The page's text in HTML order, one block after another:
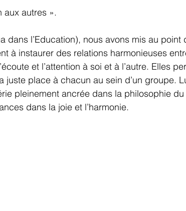
autres ».
dans l’Education), nous avons mis au
à instaurer des relations harmonieuses
et l’attention à soi et à l’autre. Elles
juste place à chacun au sein d’un groupe.
pleinement ancrée dans la philosophie
dans la joie et l’harmonie.